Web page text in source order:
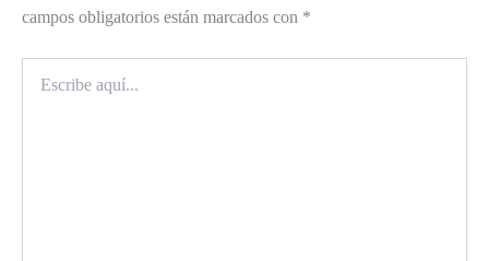
campos obligatorios están marcados con *
aquí...